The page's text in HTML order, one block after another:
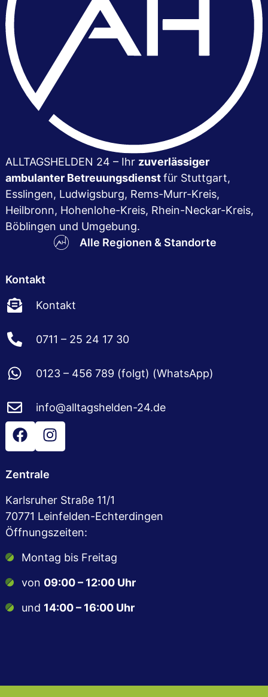
ALLTAGSHELDEN 24 – Ihr zuver­lässiger
ambulanter Betreuungsdienstfür Stuttgart,
Esslingen, Ludwigsburg, Rems-Murr-Kreis,
Heilbronn, Hohenlohe-Kreis, Rhein-Neckar-Kreis,
Böblingen und Umgebung.
Alle Regionen & Standorte
Kontakt
Kontakt
0711 – 25 24 17 30
0123 – 456 789 (folgt) (WhatsApp)
info@alltagshelden-24.de
Zentrale
Karlsruher Straße 11/1
70771 Leinfelden-Echterdingen
Öffnungszeiten:
Montag bis Freitag
von 09:00 – 12:00 Uhr
und 14:00 – 16:00 Uhr